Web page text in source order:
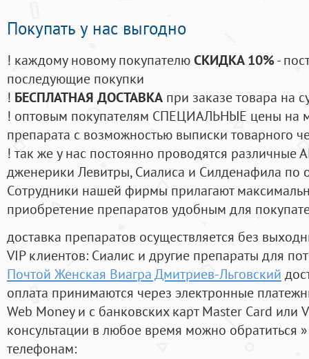
Покупать у нас выгодно
! каждому новому покупателюСКИДКА 10%-
последующие покупки
! БЕСПЛАТНАЯ ДОСТАВКА при заказе товара на
! оптовым покупателям СПЕЦИАЛЬНЫЕ цены на
препарата с возможностью выписки товарного
! так же у нас постоянно проводятся
дженерики Левитры, Сиалиса и Силденафила по
Cотрудники нашей фирмы прилагают
приобретение препаратов удобным для
доставка препаратов осуществляется без
VIP клиентов: Сиалис и другие препараты для
Почтой Женская Виагра Дмитриев-Льговский
оплата принимаются через электронные
Web Money и с банковских карт Master Card или
консультации в любое время можно обратиться
телефонам: